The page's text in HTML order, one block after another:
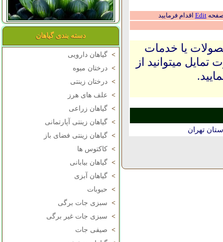
دسته بندی گیاهان
> گیاهان دارویی
> درختان میوه
> درختان زینتی
> علف های هرز
> گیاهان زراعی
> گیاهان زینتی آپارتمانی
> گیاهان زینتی فضای باز
> کاکتوس ها
> گیاهان بیابانی
> گیاهان آبزی
> حبوبات
> سبزی جات برگی
> سبزی جات غیر برگی
> صیفی جات
صفحهEdit اقدام فرمایید
یا خدمات
میتوانید از
تهران